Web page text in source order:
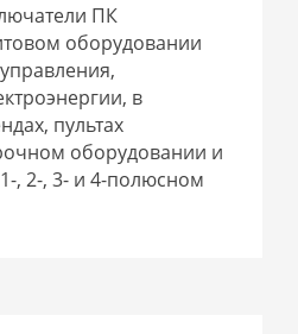
ПК
оборудовании
в
пультах
оборудовании и
, 2-, 3- и 4-полюсном